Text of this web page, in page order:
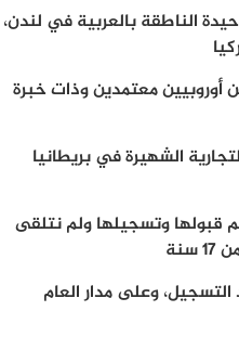
الناطقة بالعربية في لندن،
أوروبيين معتمدين وذات خبرة
الشهيرة في بريطانيا
قبولها وتسجيلها ولم نتلقى
وعلى مدار العام